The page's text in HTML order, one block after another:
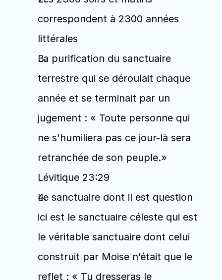
correspondent à 2300 années
littérales
La purification du sanctuaire
terrestre qui se déroulait chaque
année et se terminait par un
jugement : « Toute personne qui
ne s'humiliera pas ce jour-là sera
retranchée de son peuple.»
Lévitique 23:29
Le sanctuaire dont il est question
ici est le sanctuaire céleste qui est
le véritable sanctuaire dont celui
construit par Moise n’était que le
reflet : « Tu dresseras le